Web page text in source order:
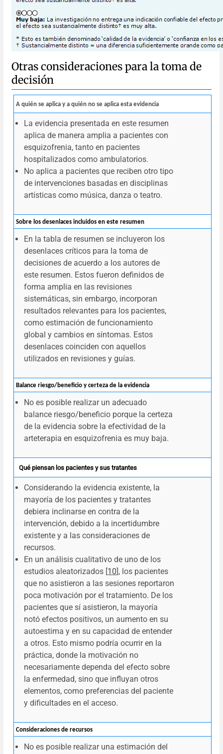
Otras consideraciones para la toma de
decisión
A quién se aplica y a quién no se aplica esta evidencia
La evidencia presentada en este resumen
aplica de manera amplia a pacientes con
esquizofrenia, tanto en pacientes
hospitalizados como ambulatorios.
No aplica a pacientes que reciben otro tipo
de intervenciones basadas en disciplinas
artísticas como música, danza o teatro.
Sobre los desenlaces incluidos en este resumen
En la tabla de resumen se incluyeron los
desenlaces críticos para la toma de
decisiones de acuerdo a los autores de
este resumen. Estos fueron definidos de
forma amplia en las revisiones
sistemáticas, sin embargo, incorporan
resultados relevantes para los pacientes,
como estimación de funcionamiento
global y cambios en síntomas. Estos
desenlaces coinciden con aquellos
utilizados en revisiones y guías.
Balance riesgo/beneficio y certeza de la evidencia
No es posible realizar un adecuado
balance riesgo/beneficio porque la certeza
de la evidencia sobre la efectividad de la
arteterapia en esquizofrenia es muy baja.
Qué piensan los pacientes y sus tratantes
Considerando la evidencia existente, la
mayoría de los pacientes y tratantes
debiera inclinarse en contra de la
intervención, debido a la incertidumbre
existente y a las consideraciones de
recursos.
En un análisis cualitativo de uno de los
estudios aleatorizados [10], los pacientes
que no asistieron a las sesiones reportaron
poca motivación por el tratamiento. De los
pacientes que sí asistieron, la mayoría
notó efectos positivos, un aumento en su
autoestima y en su capacidad de entender
a otros. Esto mismo podría ocurrir en la
práctica, donde la motivación no
necesariamente dependa del efecto sobre
la enfermedad, sino que influyan otros
elementos, como preferencias del paciente
y dificultades en el acceso.
Consideraciones de recursos
No es posible realizar una estimación del